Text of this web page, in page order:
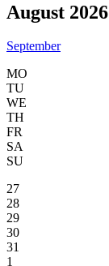
August 2026
September
MO
TU
WE
TH
FR
SA
SU
27
28
29
30
31
1